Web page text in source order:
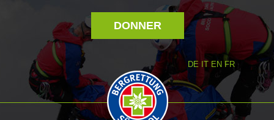
DONNER
DE IT EN FR